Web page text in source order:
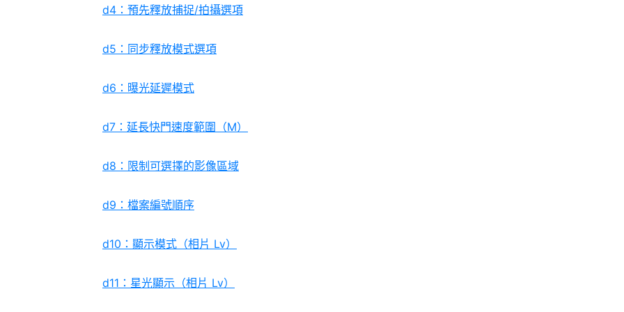
d4：預先釋放捕捉/拍攝選項
d5：同步釋放模式選項
d6：曝光延遲模式
d7：延長快門速度範圍（M）
d8：限制可選擇的影像區域
d9：檔案編號順序
d10：顯示模式（相片 Lv）
d11：星光顯示（相片 Lv）